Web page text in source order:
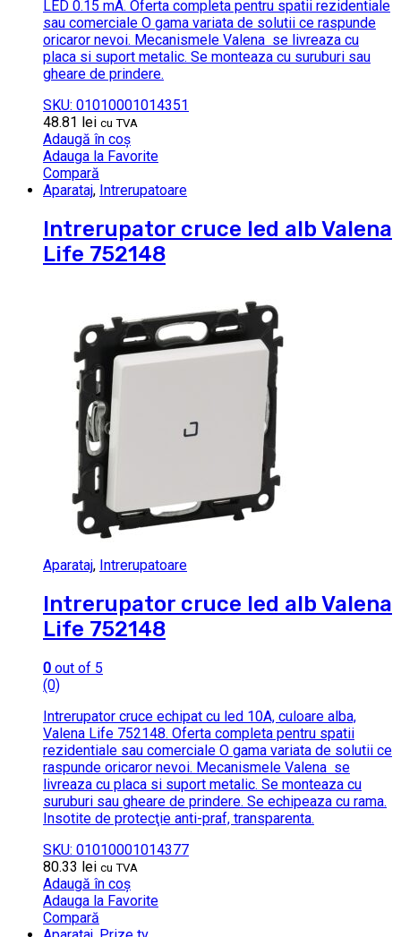
LED 0.15 mA. Oferta completa pentru spatii rezidentiale
sau comerciale O gama variata de solutii ce raspunde
oricaror nevoi. Mecanismele Valena se livreaza cu
placa si suport metalic. Se monteaza cu suruburi sau
gheare de prindere.
SKU: 01010001014351
48.81 lei cu TVA
Adaugă în coș
Adauga la Favorite
Compară
Aparataj, Intrerupatoare
Intrerupator cruce led alb Valena
Life 752148
Aparataj, Intrerupatoare
Intrerupator cruce led alb Valena
Life 752148
0 out of 5
(0)
Intrerupator cruce echipat cu led 10A, culoare alba,
Valena Life 752148. Oferta completa pentru spatii
rezidentiale sau comerciale O gama variata de solutii ce
raspunde oricaror nevoi. Mecanismele Valena se
livreaza cu placa si suport metalic. Se monteaza cu
suruburi sau gheare de prindere. Se echipeaza cu rama.
Insotite de protecţie anti-praf, transparenta.
SKU: 01010001014377
80.33 lei cu TVA
Adaugă în coș
Adauga la Favorite
Compară